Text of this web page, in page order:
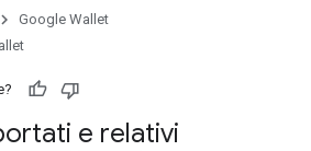
Google Wallet
e relativi